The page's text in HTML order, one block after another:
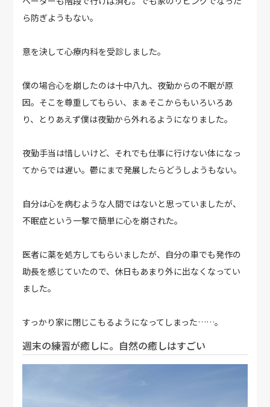
ら防ぎようもない。
意を決して心療内科を受診しました。
僕の場合心を崩したのは十中八九、夜勤からの不眠が原
因。そこを尊重してもらい、まぁそこからもいろいろあ
り、とりあえず僕は夜勤から外れるようになりました。
夜勤手当は惜しいけど、それでも仕事に行けない体になっ
てからでは遅い。鬱にまで発展したらどうしようもない。
自分は心を病むような人間ではないと思っていましたが、
不眠症という一撃で簡単に心を崩された。
医者に薬を処方してもらいましたが、自分の車でも発作の
助長を感じていたので、休日もあまり外に出なくなってい
ました。
すっかり家に閉じこもるようになってしまった……。
週末の練習が癒しに。自然の癒しはすごい